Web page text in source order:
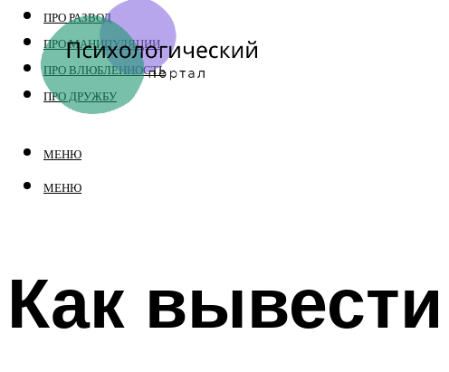
ПРО РАЗВОД
ПРО МАНИПУЛЯЦИИ
ПРО ВЛЮБЛЕННОСТЬ
ПРО ДРУЖБУ
МЕНЮ
МЕНЮ
Как